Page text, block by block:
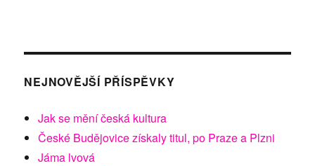
NEJNOVĚJŠÍ PŘÍSPĚVKY
Jak se mění česká kultura
České Budějovice získaly titul, po Praze a Plzni
Jáma lvová